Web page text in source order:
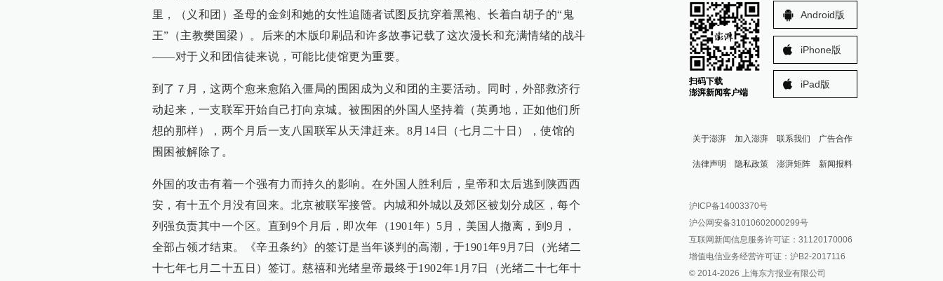
里，（义和团）圣母的金剑和她的女性追随者试图反抗穿着黑袍、长着白胡子的“鬼
王”（主教樊国梁）。后来的木版印刷品和许多故事记载了这次漫长和充满情绪的战斗
——对于义和团信徒来说，可能比使馆更为重要。
到了７月，这两个愈来愈陷入僵局的围困成为义和团的主要活动。同时，外部救济行
动起来，一支联军开始自己打向京城。被围困的外国人坚持着（英勇地，正如他们所
想的那样），两个月后一支八国联军从天津赶来。8月14日（七月二十日），使馆的
围困被解除了。
外国的攻击有着一个强有力而持久的影响。在外国人胜利后，皇帝和太后逃到陕西西
安，有十五个月没有回来。北京被联军接管。内城和外城以及郊区被划分成区，每个
列强负责其中一个区。直到9个月后，即次年（1901年）5月，美国人撤离，到9月，
全部占领才结束。《辛丑条约》的签订是当年谈判的高潮，于1901年9月7日（光绪二
十七年七月二十五日）签订。慈禧和光绪皇帝最终于1902年1月7日（光绪二十七年十
扫码下载
澎湃新闻客户端
Android版
iPhone版
iPad版
关于澎湃 加入澎湃 联系我们 广告合作
法律声明 隐私政策 澎湃矩阵
澎湃新闻公众号
澎湃新闻抖音号
派生万物开放平台
IP SHANGHAI
新闻报料
报料邮箱: news@thepaper.cn
沪ICP备14003370号
沪公网安备31010602000299号
互联网新闻信息服务许可证：31120170006
增值电信业务经营许可证：沪B2-2017116
© 2014-2026 上海东方报业有限公司